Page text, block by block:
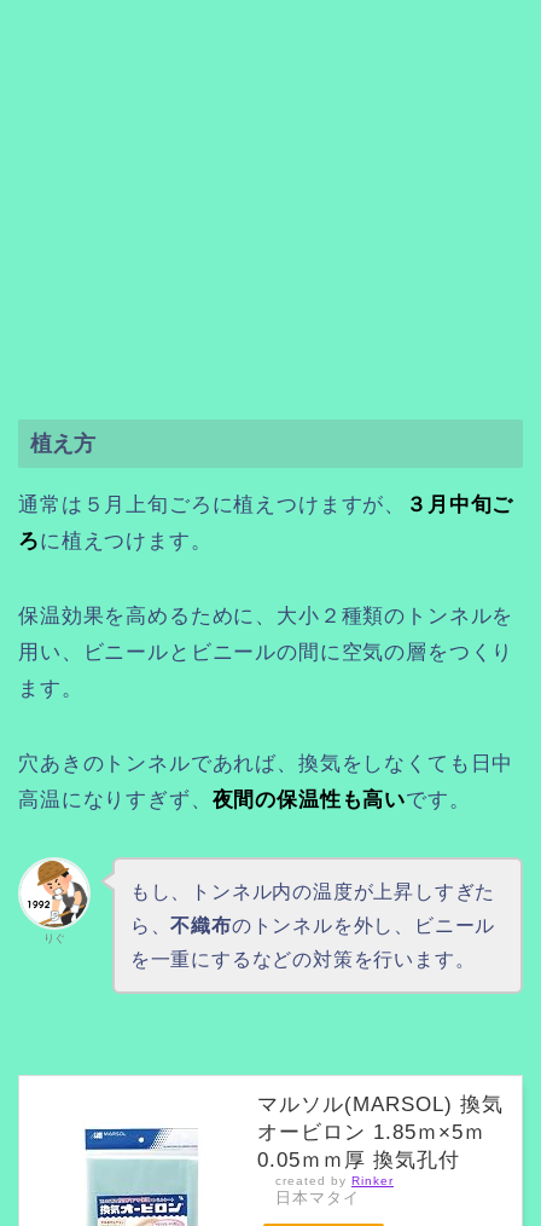
植え方
通常は５月上旬ごろに植えつけますが、
３月中旬ご
ろに植えつけます。
保温効果を高めるために、大小２種類のトンネルを
用い、ビニールとビニールの間に空気の層をつくり
ます。
穴あきのトンネルであれば、換気をしなくても日中
高温になりすぎず、 夜間の保温性も高いです。
りぐ
もし、トンネル内の温度が上昇しすぎた
ら、不織布のトンネルを外し、ビニール
を一重にするなどの対策を行います。
マルソル(MARSOL) 換気
オービロン 1.85ｍ×5ｍ
0.05ｍｍ厚 換気孔付
created by Rinker
日本マタイ